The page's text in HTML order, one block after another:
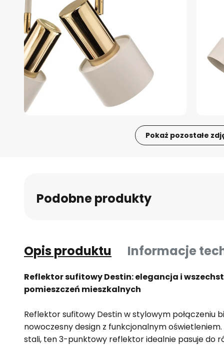
Pokaż pozostałe
Podobne produkty
Opis produktu Informacje
Reflektor sufitowy Destin: elegancja i
pomieszczeń mieszkalnych
Reflektor sufitowy Destin w stylowym połączeniu
nowoczesny design z funkcjonalnym
stali, ten 3-punktowy reflektor idealnie pasuje do